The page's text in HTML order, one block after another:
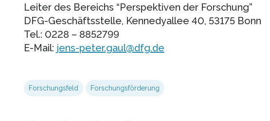
Leiter des Bereichs “Perspektiven der Forschung”
DFG-Geschäftsstelle, Kennedyallee 40, 53175 Bonn
Tel.: 0228 – 8852799
E-Mail: jens-peter.gaul@dfg.de
Forschungsfeld Forschungsförderung